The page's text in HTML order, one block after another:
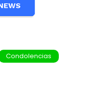
Condolencias